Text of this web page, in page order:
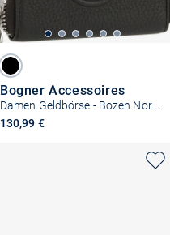
Bogner Accessoires
Damen Geldbörse - Bozen Norah MH6Z
130,99 €